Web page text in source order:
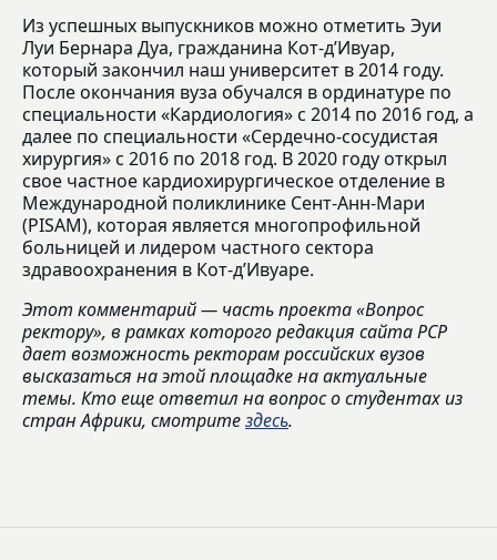
Из успешных выпускников можно отметить Эуи
Луи Бернара Дуа, гражданина Кот-д’Ивуар,
который закончил наш университет в 2014 году.
После окончания вуза обучался в ординатуре по
специальности «Кардиология» с 2014 по 2016 год, а
далее по специальности «Сердечно-сосудистая
хирургия» с 2016 по 2018 год. В 2020 году открыл
свое частное кардиохирургическое отделение в
Международной поликлинике Сент-Анн-Мари
(PISAM), которая является многопрофильной
больницей и лидером частного сектора
здравоохранения в Кот-д’Ивуаре.
Этот комментарий — часть проекта «Вопрос
ректору», в рамках которого редакция сайта РСР
дает возможность ректорам российских вузов
высказаться на этой площадке на актуальные
темы. Кто еще ответил на вопрос о студентах из
стран Африки, смотритездесь.